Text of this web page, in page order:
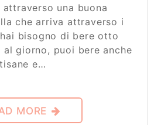
una buona
che arriva attraverso i
bisogno di bere otto
giorno, puoi bere anche
tisane e…
MORE